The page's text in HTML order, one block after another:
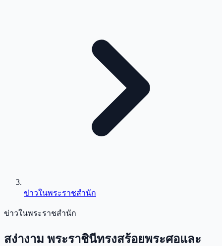
ข่าวในพระราชสำนัก
ข่าวในพระราชสำนัก
สง่างาม พระราชินีทรงสร้อยพระศอและ